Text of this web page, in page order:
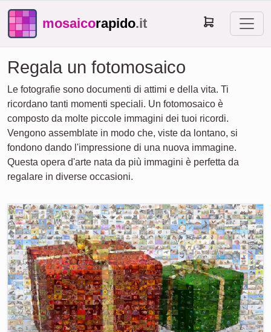
mosaicorapido.it
Regala un fotomosaico
Le fotografie sono documenti di attimi e della vita. Ti
ricordano tanti momenti speciali. Un fotomosaico è
composto da molte piccole immagini dei tuoi ricordi.
Vengono assemblate in modo che, viste da lontano, si
fondono dando l'impressione di una nuova immagine.
Questa opera d'arte nata da più immagini è perfetta da
regalare in diverse occasioni.